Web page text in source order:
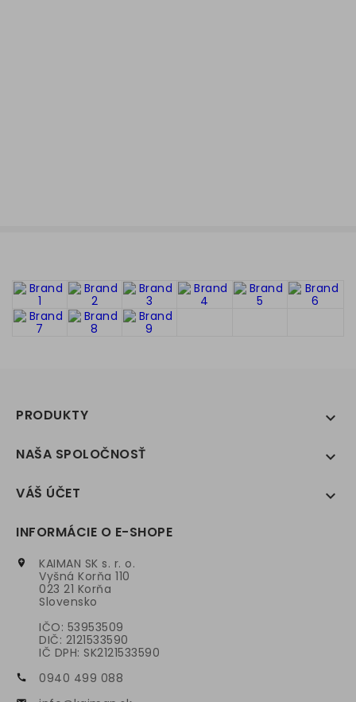
PRODUKTY 
NAŠA SPOLOČNOSŤ 
VÁŠ ÚČET 
INFORMÁCIE O E-SHOPE

KAIMAN SK s. r. o.
Vyšná Korňa 110
023 21 Korňa
Slovensko
IČO: 53953509
DIČ: 2121533590
IČ DPH: SK2121533590
 0940 499 088